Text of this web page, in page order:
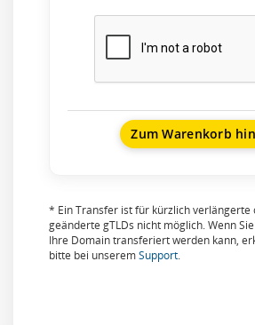
Zum Warenkorb
* Ein Transfer ist für kürzlich verlängerte
geänderte gTLDs nicht möglich. Wenn
Ihre Domain transferiert werden kann,
bitte bei unseremSupport